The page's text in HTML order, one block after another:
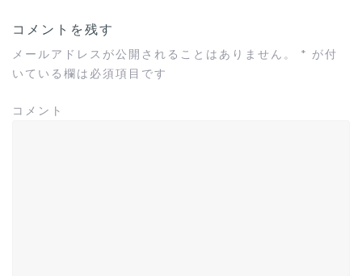
ゲ
ー
シ
ョ
ン
コメントを残す
メールアドレスが公開されることはありません。 * が付
いている欄は必須項目です
コメント